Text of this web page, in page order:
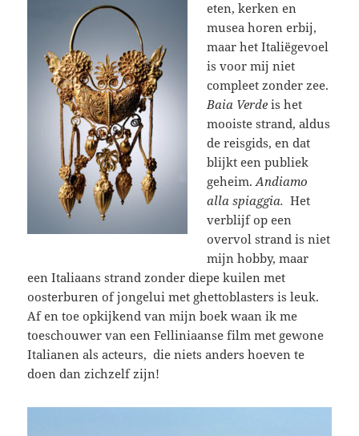
eten, kerken en
musea horen erbij,
maar het Italiëgevoel
is voor mij niet
compleet zonder zee.
Baia Verde is het
mooiste strand, aldus
de reisgids, en dat
blijkt een publiek
geheim.Andiamo
alla spiaggia. Het
verblijf op een
overvol strand is niet
mijn hobby, maar
een Italiaans strand zonder diepe kuilen met
oosterburen of jongelui met ghettoblasters is leuk.
Af en toe opkijkend van mijn boek waan ik me
toeschouwer van een Felliniaanse film met gewone
Italianen als acteurs, die niets anders hoeven te
doen dan zichzelf zijn!